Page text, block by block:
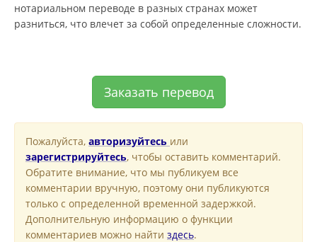
нотариальном переводе в разных странах может
разниться, что влечет за собой определенные сложности.
Заказать перевод
Пожалуйста, авторизуйтесь или
зарегистрируйтесь, чтобы оставить комментарий.
Обратите внимание, что мы публикуем все
комментарии вручную, поэтому они публикуются
только с определенной временной задержкой.
Дополнительную информацию о функции
комментариев можно найти здесь.